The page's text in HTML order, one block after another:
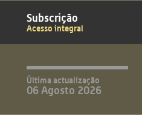
Subscrição
Acesso integral
Última actualização
06 Agosto 2026